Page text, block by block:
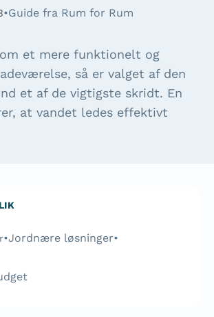
•Guide fra Rum for Rum
et mere funktionelt og
så er valget af den
et af de vigtigste skridt. En
at vandet ledes effektivt
•Jordnære løsninger•